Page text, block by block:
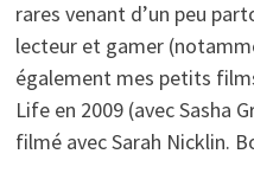
rares venant d’un peu
lecteur et gamer
également mes petits
Life en 2009 (avec Sasha
filmé avec Sarah Nicklin.